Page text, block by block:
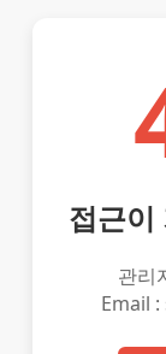
접근이
관리
Email